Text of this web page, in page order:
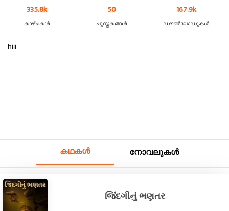
335.8k
കാഴ്‌ചകൾ
50
പുസ്തകങ്ങൾ
167.9k
ഡൗൺലോഡുകൾ
hiii
കഥകൾ നോവലുകൾ
જિંદગીનું ભણતર